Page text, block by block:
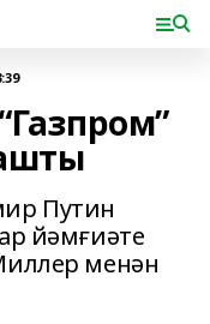
Путин
йәмғиәте
менән